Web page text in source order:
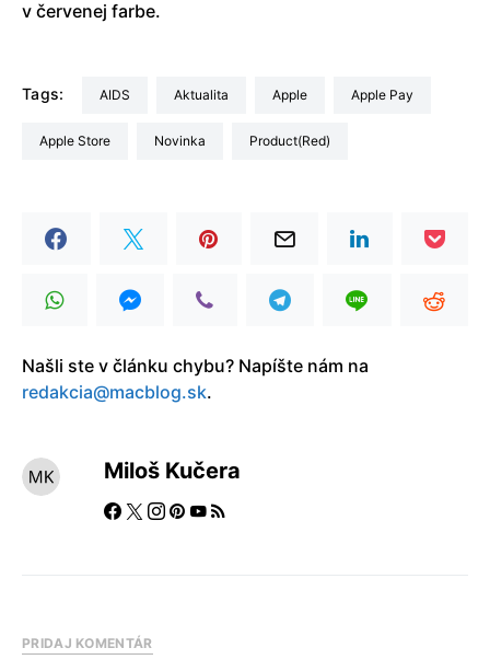
v červenej farbe.
Tags: AIDS aktualita Apple Apple Pay
Apple Store Novinka Product(Red)
Našli ste v článku chybu? Napíšte nám na
redakcia@macblog.sk.
Miloš Kučera
PRIDAJ KOMENTÁR